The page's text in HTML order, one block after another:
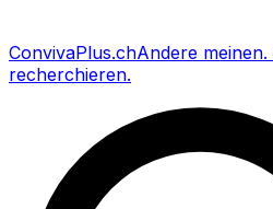
ConvivaPlus.chAndere meinen.
recherchieren.